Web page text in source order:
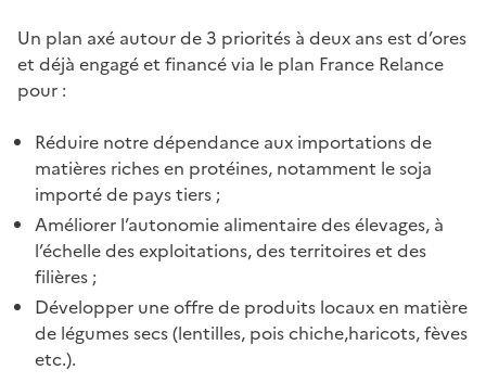
Un plan axé autour de 3 priorités à deux ans est d’ores
et déjà engagé et financé via le plan France Relance
pour :
Réduire notre dépendance aux importations de
matières riches en protéines, notamment le soja
importé de pays tiers ;
Améliorer l’autonomie alimentaire des élevages, à
l’échelle des exploitations, des territoires et des
filières ;
Développer une offre de produits locaux en matière
de légumes secs (lentilles, pois chiche,haricots, fèves
etc.).